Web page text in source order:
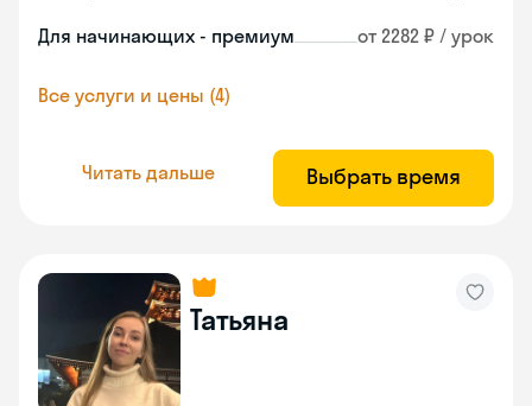
Для начинающих - премиум от 2282 ₽ / урок
Все услуги и цены (4)
Читать дальше Выбрать время
Татьяна